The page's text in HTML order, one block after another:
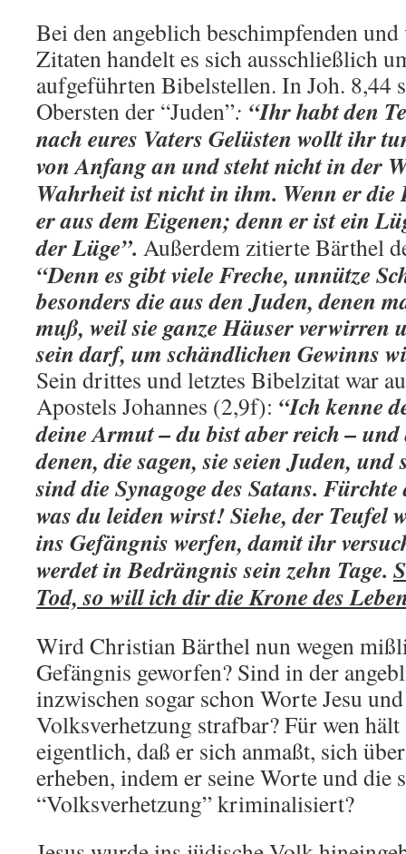
Bei den angeblich beschimpfenden
Zitaten handelt es sich ausschließlich
aufgeführten Bibelstellen. In Joh. 8,44
Obersten der “Juden”: “Ihr habt den
nach eures Vaters Gelüsten wollt ihr
von Anfang an und steht nicht in der
Wahrheit ist nicht in ihm. Wenn er die
er aus dem Eigenen; denn er ist ein
der Lüge”. Außerdem zitierte Bärthel
“Denn es gibt viele Freche, unnütze
besonders die aus den Juden, denen
muß, weil sie ganze Häuser verwirren
sein darf, um schändlichen Gewinns
Sein drittes und letztes Bibelzitat war
Apostels Johannes (2,9f): “Ich kenne
deine Armut – du bist aber reich –
denen, die sagen, sie seien Juden,
sind die Synagoge des Satans.
was du leiden wirst! Siehe, der Teufel
ins Gefängnis werfen, damit ihr
werdet in Bedrängnis sein zehn Tage.
Tod, so will ich dir die Krone des
Wird Christian Bärthel nun wegen
Gefängnis geworfen? Sind in der
inzwischen sogar schon Worte Jesu
Volksverhetzung strafbar? Für wen
eigentlich, daß er sich anmaßt, sich
erheben, indem er seine Worte und die
“Volksverhetzung” kriminalisiert?